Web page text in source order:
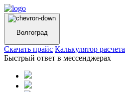
Волгоград
Cкачать прайс Калькулятор расчета
Быстрый ответ в мессенджерах